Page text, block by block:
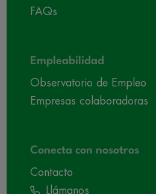
FAQs
Empleabilidad
Observatorio de Empleo
Empresas colaboradoras
Conecta con nosotros
Contacto
Llámanos